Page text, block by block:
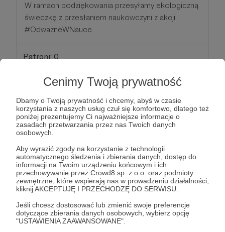
Cenimy Twoją prywatność
Dbamy o Twoją prywatność i chcemy, abyś w czasie
korzystania z naszych usług czuł się komfortowo, dlatego też
poniżej prezentujemy Ci najważniejsze informacje o
zasadach przetwarzania przez nas Twoich danych
osobowych.
Aby wyrazić zgody na korzystanie z technologii
automatycznego śledzenia i zbierania danych, dostęp do
informacji na Twoim urządzeniu końcowym i ich
przechowywanie przez Crowd8 sp. z o.o. oraz podmioty
zewnętrzne, które wspierają nas w prowadzeniu działalności,
kliknij AKCEPTUJĘ I PRZECHODZĘ DO SERWISU.
Jeśli chcesz dostosować lub zmienić swoje preferencje
dotyczące zbierania danych osobowych, wybierz opcję
"USTAWIENIA ZAAWANSOWANE".
W ramach podziękowania przesyłamy ekologiczną
świeczkę z przesłaniem naukowczyni z akcji
#OdważneWNauce.
Patroni: 0
100 zł miesięcznie
Łapiemy wiatr w żagle!
Dziękujemy za tak duże wsparcie.
Jesteśmy bardzo zmotywowani do działania.
W ramach podziękowania przesyłamy ekologiczną
świeczkę z przesłaniem naukowczyni z akcji
#OdważneWNauce.